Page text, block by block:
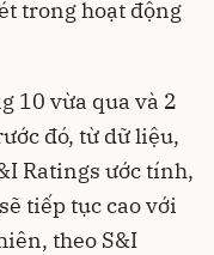
trong hoạt động
10 vừa qua và 2
đó, từ dữ liệu,
Ratings ước tính,
tiếp tục cao với
theo S&I